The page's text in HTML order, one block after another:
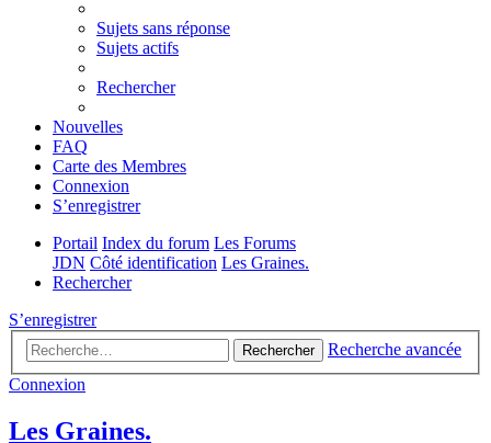
Sujets sans réponse
Sujets actifs
Rechercher
Nouvelles
FAQ
Carte des Membres
Connexion
S’enregistrer
Portail Index du forum Les Forums
JDN Côté identification Les Graines.
Rechercher
S’enregistrer
Rechercher
Recherche avancée
Connexion
Les Graines.